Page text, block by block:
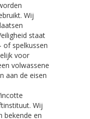
Wij
staat
of spelkussen
voor
volwassene
aan de eisen
Wij
bekende en